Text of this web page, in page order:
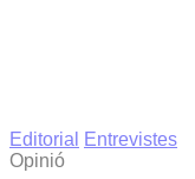
Editorial
Entrevistes
Opinió